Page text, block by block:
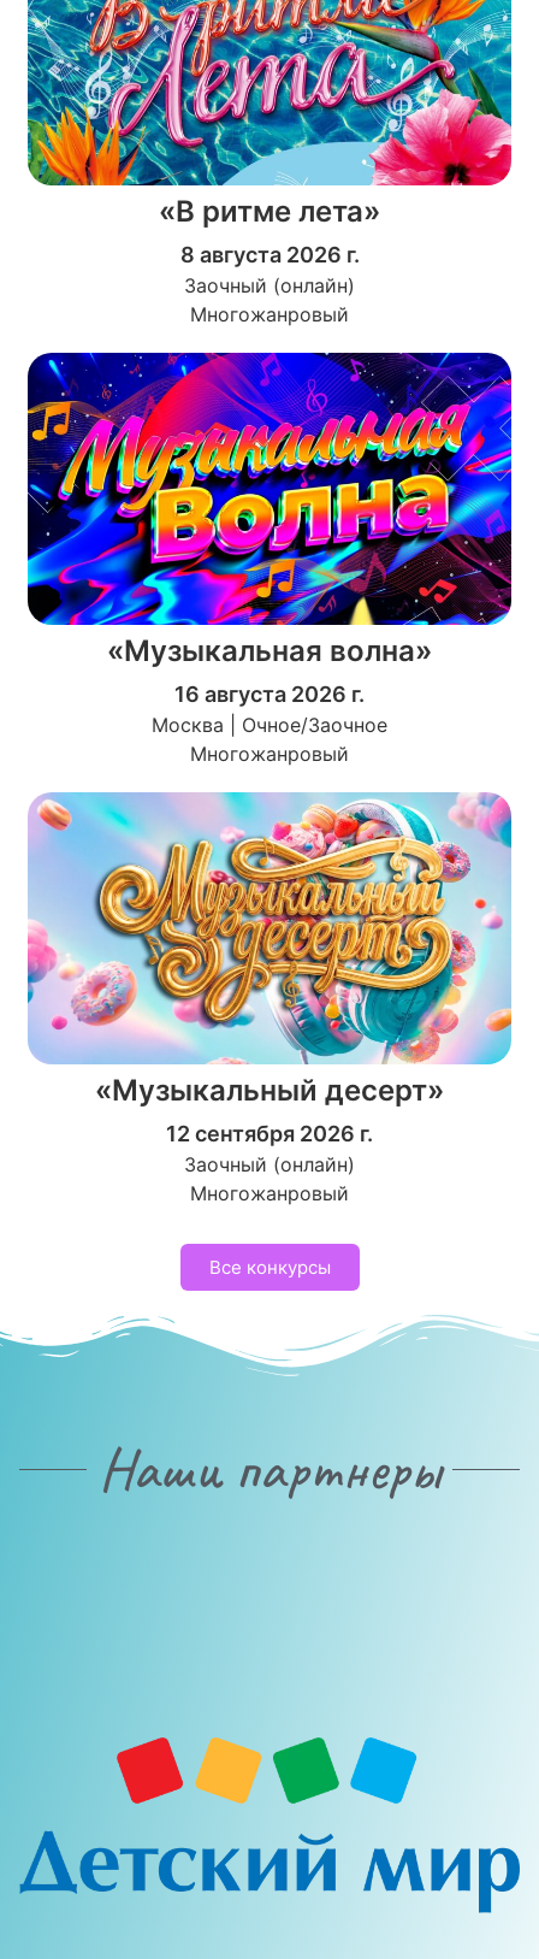
«В ритме лета»
8 августа 2026 г.
Заочный (онлайн)
Многожанровый
«Музыкальная волна»
16 августа 2026 г.
Москва | Очное/Заочное
Многожанровый
«Музыкальный десерт»
12 сентября 2026 г.
Заочный (онлайн)
Многожанровый
Все конкурсы
Наши партнеры